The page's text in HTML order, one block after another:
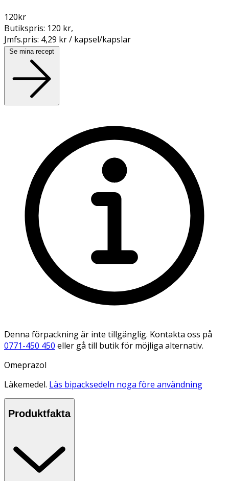
120kr
Butikspris: 120 kr,
Jmfs.pris: 4,29 kr / kapsel/kapslar
Se mina recept
Denna förpackning är inte tillgänglig. Kontakta oss på
0771-450 450 eller gå till butik för möjliga alternativ.
Omeprazol
Läkemedel. Läs bipacksedeln noga före användning
Produktfakta